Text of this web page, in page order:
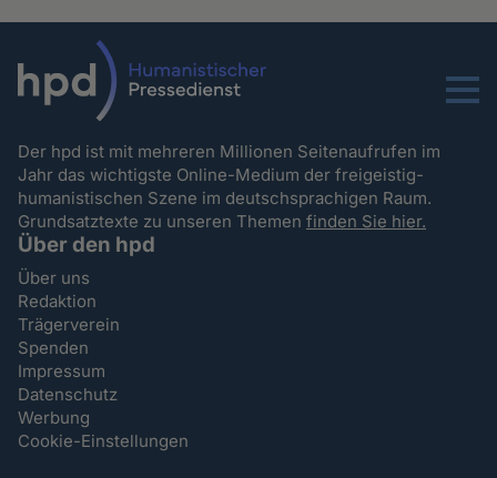
Menu
Der hpd ist mit mehreren Millionen Seitenaufrufen im
Jahr das wichtigste Online-Medium der freigeistig-
humanistischen Szene im deutschsprachigen Raum.
Grundsatztexte zu unseren Themenfinden Sie hier.
Über den hpd
Über uns
Redaktion
Trägerverein
Spenden
Impressum
Datenschutz
Werbung
Cookie-Einstellungen